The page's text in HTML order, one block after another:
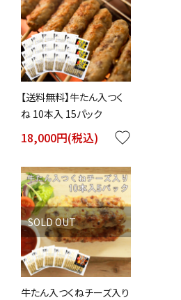
【送料無料】牛たん入つく
ね 10本入 15パック
18,000円(税込) favorite
SOLD OUT
牛たん入つくねチーズ入り